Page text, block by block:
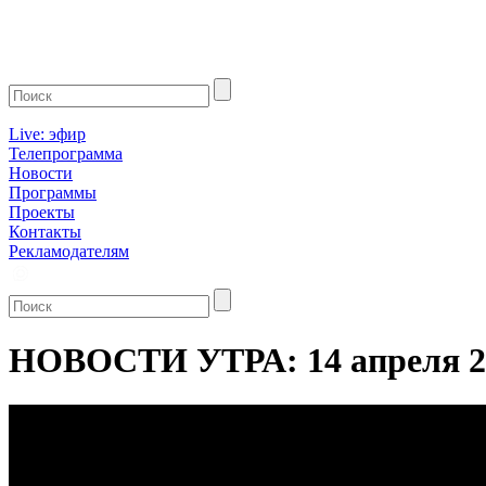
Live: эфир
Телепрограмма
Новости
Программы
Проекты
Контакты
Рекламодателям
НОВОСТИ УТРА: 14 апреля